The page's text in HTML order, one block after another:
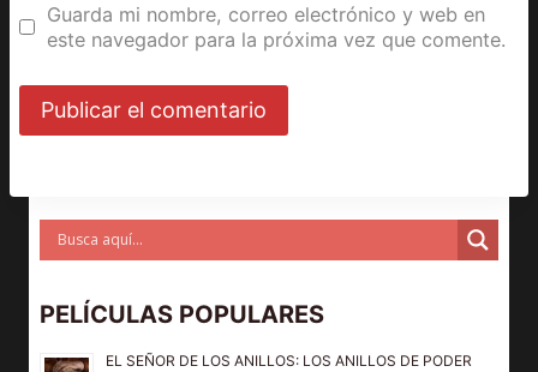
Guarda mi nombre, correo electrónico y web en
este navegador para la próxima vez que comente.
PELÍCULAS POPULARES
EL SEÑOR DE LOS ANILLOS: LOS ANILLOS DE PODER